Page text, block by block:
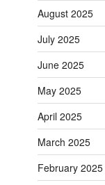
August 2025
July 2025
June 2025
May 2025
April 2025
March 2025
February 2025